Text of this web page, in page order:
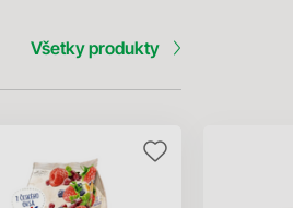
Všetky produkty